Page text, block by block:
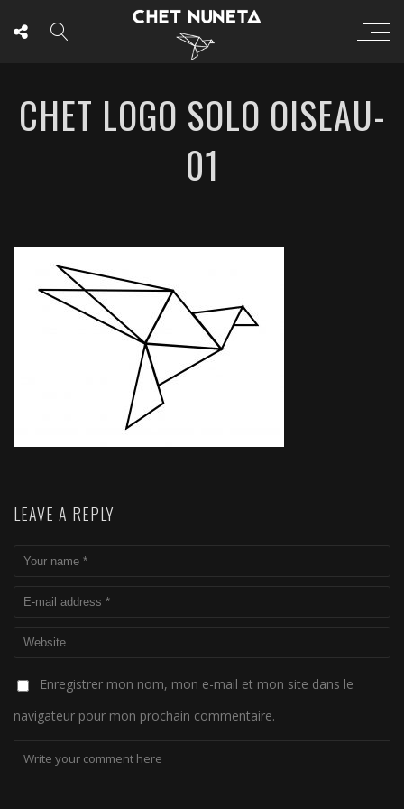
CHET LOGO SOLO OISEAU-
01
LEAVE A REPLY
Enregistrer mon nom, mon e-mail et mon site dans le
navigateur pour mon prochain commentaire.